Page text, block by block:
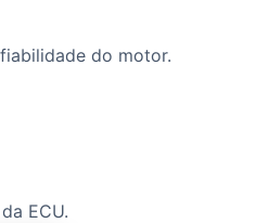
do motor.
ECU.